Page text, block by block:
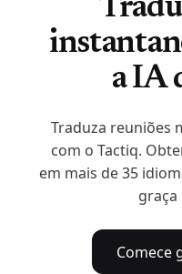
a IA
Traduza reuniões
com o Tactiq.
em mais de 35
graça
Comece